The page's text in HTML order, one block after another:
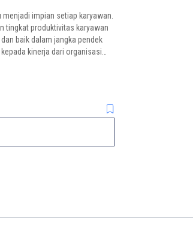
menjadi impian setiap karyawan.
tingkat produktivitas karyawan
baik dalam jangka pendek
kinerja dari organisasi